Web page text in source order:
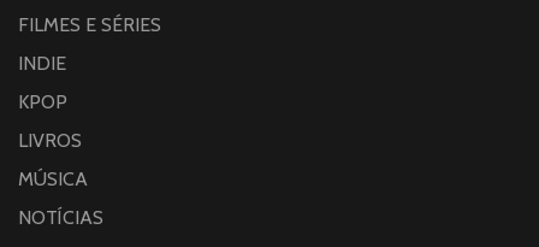
FILMES E SÉRIES
INDIE
KPOP
LIVROS
MÚSICA
NOTÍCIAS